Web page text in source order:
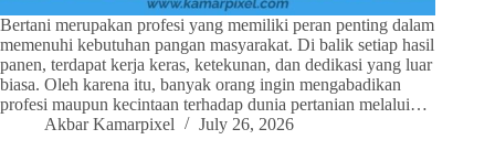
Bertani merupakan profesi yang memiliki peran penting dalam
memenuhi kebutuhan pangan masyarakat. Di balik setiap hasil
panen, terdapat kerja keras, ketekunan, dan dedikasi yang luar
biasa. Oleh karena itu, banyak orang ingin mengabadikan
profesi maupun kecintaan terhadap dunia pertanian melalui…
Akbar Kamarpixel
July 26, 2026